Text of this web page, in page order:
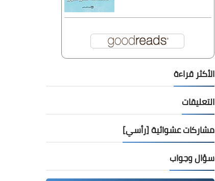
الأكثر قراءة
التعليقات
مشاركات عشوائية [رأسي]
سؤال وجواب